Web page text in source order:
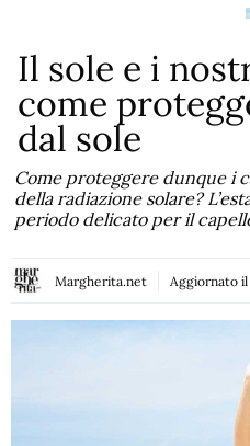
Il sole e i
come
dal sole
Come proteggere dunque i
della radiazione solare?
periodo delicato per il
Margherita.net Aggiornato il